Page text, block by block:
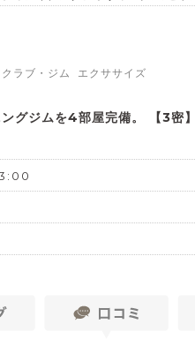
ラブ・ジム エクササイズ
グジムを4部屋完備。 【3密